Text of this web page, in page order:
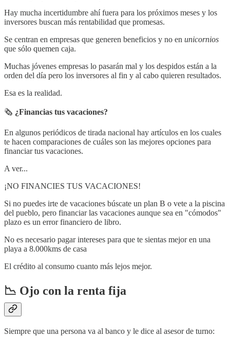
Hay mucha incertidumbre ahí fuera para los próximos meses y los
inversores buscan más rentabilidad que promesas.
Se centran en empresas que generen beneficios y no en unicornios
que sólo quemen caja.
Muchas jóvenes empresas lo pasarán mal y los despidos están a la
orden del día pero los inversores al fin y al cabo quieren resultados.
Esa es la realidad.
🗞 ¿Financias tus vacaciones?
En algunos periódicos de tirada nacional hay artículos en los cuales
te hacen comparaciones de cuáles son las mejores opciones para
financiar tus vacaciones.
A ver...
¡NO FINANCIES TUS VACACIONES!
Si no puedes irte de vacaciones búscate un plan B o vete a la piscina
del pueblo, pero financiar las vacaciones aunque sea en "cómodos"
plazo es un error financiero de libro.
No es necesario pagar intereses para que te sientas mejor en una
playa a 8.000kms de casa
El crédito al consumo cuanto más lejos mejor.
📉 Ojo con la renta fija
Siempre que una persona va al banco y le dice al asesor de turno: